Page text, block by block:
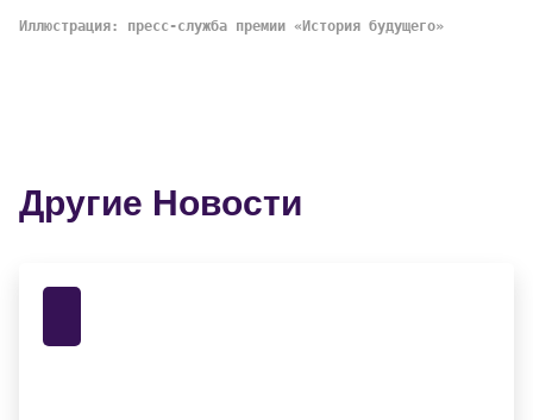
Иллюстрация: пресс-служба премии «История будущего»
Другие Новости